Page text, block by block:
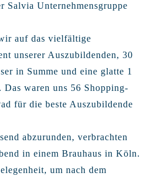
Salvia Unternehmensgruppe
auf das vielfältige
unserer Auszubildenden, 30
in Summe und eine glatte 1
waren uns 56 Shopping-
für die beste Auszubildende
abzurunden, verbrachten
in einem Brauhaus in Köln.
um nach dem